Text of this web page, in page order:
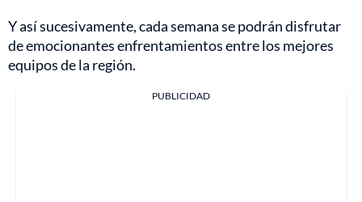
Y así sucesivamente, cada semana se podrán disfrutar
de emocionantes enfrentamientos entre los mejores
equipos de la región.
PUBLICIDAD